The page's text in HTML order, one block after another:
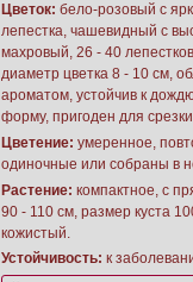
Цветок: бело-розовый с
лепестка, чашевидный с
махровый, 26 - 40
диаметр цветка 8 - 10 см,
ароматом, устойчив к
форму, пригоден для
Цветение: умеренное,
одиночные или собраны в
Растение: компактное, с
90 - 110 см, размер куста
кожистый.
Устойчивость: к